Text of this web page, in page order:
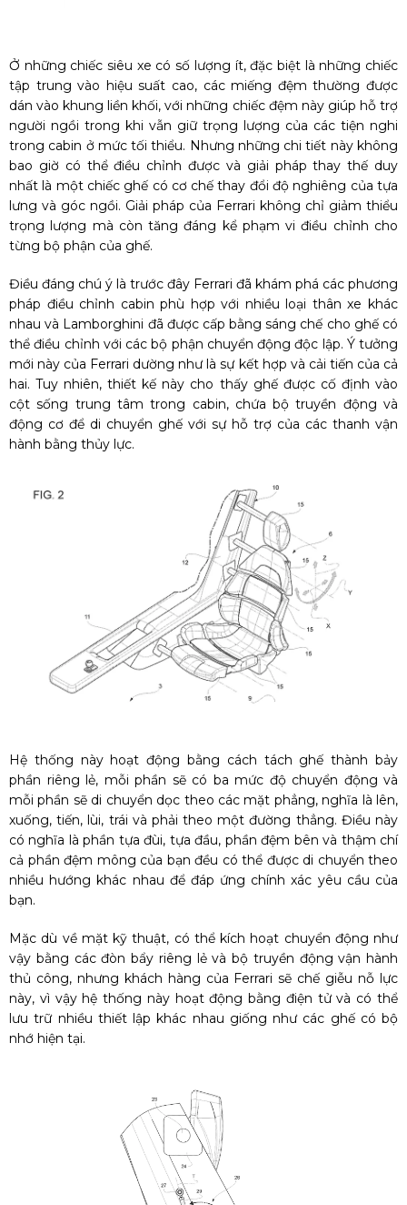
Ở những chiếc siêu xe có số lượng ít, đặc biệt là những chiếc
tập trung vào hiệu suất cao, các miếng đệm thường được
dán vào khung liền khối, với những chiếc đệm này giúp hỗ trợ
người ngồi trong khi vẫn giữ trọng lượng của các tiện nghi
trong cabin ở mức tối thiểu. Nhưng những chi tiết này không
bao giờ có thể điều chỉnh được và giải pháp thay thế duy
nhất là một chiếc ghế có cơ chế thay đổi độ nghiêng của tựa
lưng và góc ngồi. Giải pháp của Ferrari không chỉ giảm thiểu
trọng lượng mà còn tăng đáng kể phạm vi điều chỉnh cho
từng bộ phận của ghế.
Điều đáng chú ý là trước đây Ferrari đã khám phá các phương
pháp điều chỉnh cabin phù hợp với nhiều loại thân xe khác
nhau và Lamborghini đã được cấp bằng sáng chế cho ghế có
thể điều chỉnh với các bộ phận chuyển động độc lập. Ý tưởng
mới này của Ferrari dường như là sự kết hợp và cải tiến của cả
hai. Tuy nhiên, thiết kế này cho thấy ghế được cố định vào
cột sống trung tâm trong cabin, chứa bộ truyền động và
động cơ để di chuyển ghế với sự hỗ trợ của các thanh vận
hành bằng thủy lực.
Hệ thống này hoạt động bằng cách tách ghế thành bảy
phần riêng lẻ, mỗi phần sẽ có ba mức độ chuyển động và
mỗi phần sẽ di chuyển dọc theo các mặt phẳng, nghĩa là lên,
xuống, tiến, lùi, trái và phải theo một đường thẳng. Điều này
có nghĩa là phần tựa đùi, tựa đầu, phần đệm bên và thậm chí
cả phần đệm mông của bạn đều có thể được di chuyển theo
nhiều hướng khác nhau để đáp ứng chính xác yêu cầu của
bạn.
Mặc dù về mặt kỹ thuật, có thể kích hoạt chuyển động như
vậy bằng các đòn bẩy riêng lẻ và bộ truyền động vận hành
thủ công, nhưng khách hàng của Ferrari sẽ chế giễu nỗ lực
này, vì vậy hệ thống này hoạt động bằng điện tử và có thể
lưu trữ nhiều thiết lập khác nhau giống như các ghế có bộ
nhớ hiện tại.